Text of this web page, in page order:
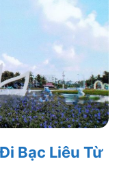
Bạc Liêu Từ